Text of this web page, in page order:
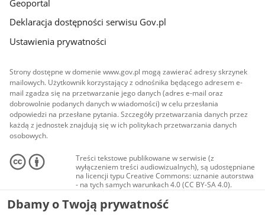
Geoportal
Deklaracja dostępności serwisu Gov.pl
Ustawienia prywatności
Strony dostępne w domenie www.gov.pl mogą zawierać adresy skrzynek
mailowych. Użytkownik korzystający z odnośnika będącego adresem e-
mail zgadza się na przetwarzanie jego danych (adres e-mail oraz
dobrowolnie podanych danych w wiadomości) w celu przesłania
odpowiedzi na przesłane pytania. Szczegóły przetwarzania danych przez
każdą z jednostek znajdują się w ich politykach przetwarzania danych
osobowych.
Treści tekstowe publikowane w serwisie (z
wyłączeniem treści audiowizualnych), są udostępniane
na licencji typu Creative Commons: uznanie autorstwa
- na tych samych warunkach 4.0 (CC BY-SA 4.0).
Materiały audiowizualne, w tym zdjęcia, materiały
audio i wideo, są udostępniane na licencji typu
Creative Commons: uznanie autorstwa użycie
Dbamy o Twoją prywatność